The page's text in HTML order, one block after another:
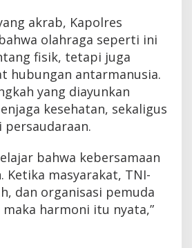
akrab, Kapolres
olahraga seperti ini
fisik, tetapi juga
hubungan antarmanusia.
yang diayunkan
kesehatan, sekaligus
bahwa kebersamaan
Ketika masyarakat, TNI-
dan organisasi pemuda
harmoni itu nyata,”